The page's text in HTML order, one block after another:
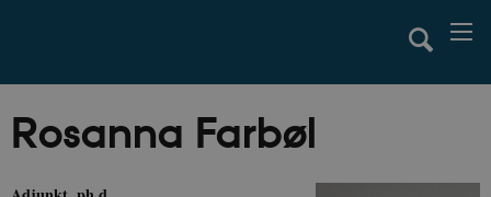
Rosanna Farbøl